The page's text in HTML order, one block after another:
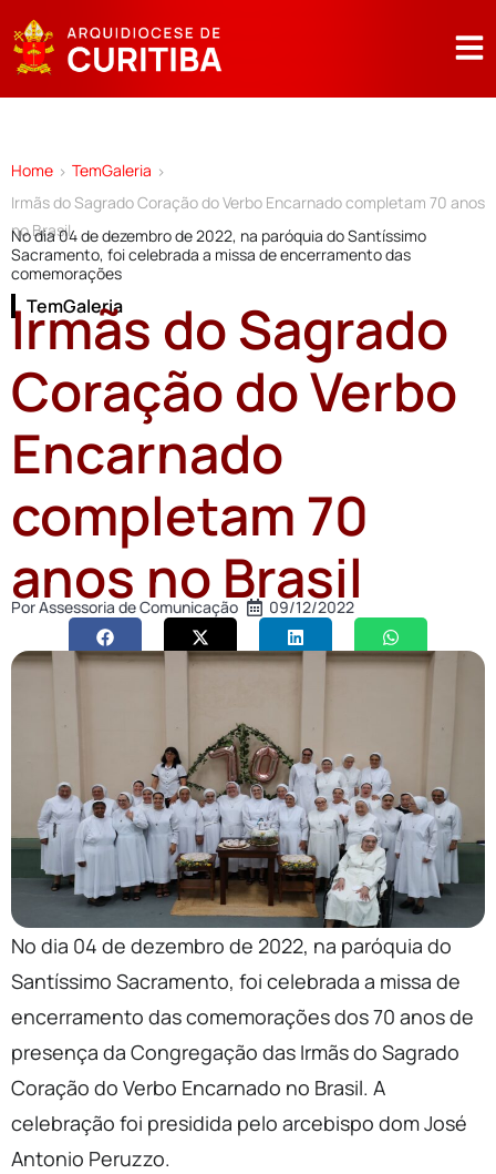
Home > TemGaleria >
Irmãs do Sagrado Coração do Verbo Encarnado completam 70 anos
no Brasil
No dia 04 de dezembro de 2022, na paróquia do Santíssimo
Sacramento, foi celebrada a missa de encerramento das
comemorações
TemGaleria
Irmãs do Sagrado
Coração do Verbo
Encarnado
completam 70
anos no Brasil
PorAssessoria de Comunicação 09/12/2022
No dia 04 de dezembro de 2022, na paróquia do
Santíssimo Sacramento, foi celebrada a missa de
encerramento das comemorações dos 70 anos de
presença da Congregação das Irmãs do Sagrado
Coração do Verbo Encarnado no Brasil. A
celebração foi presidida pelo arcebispo dom José
Antonio Peruzzo.